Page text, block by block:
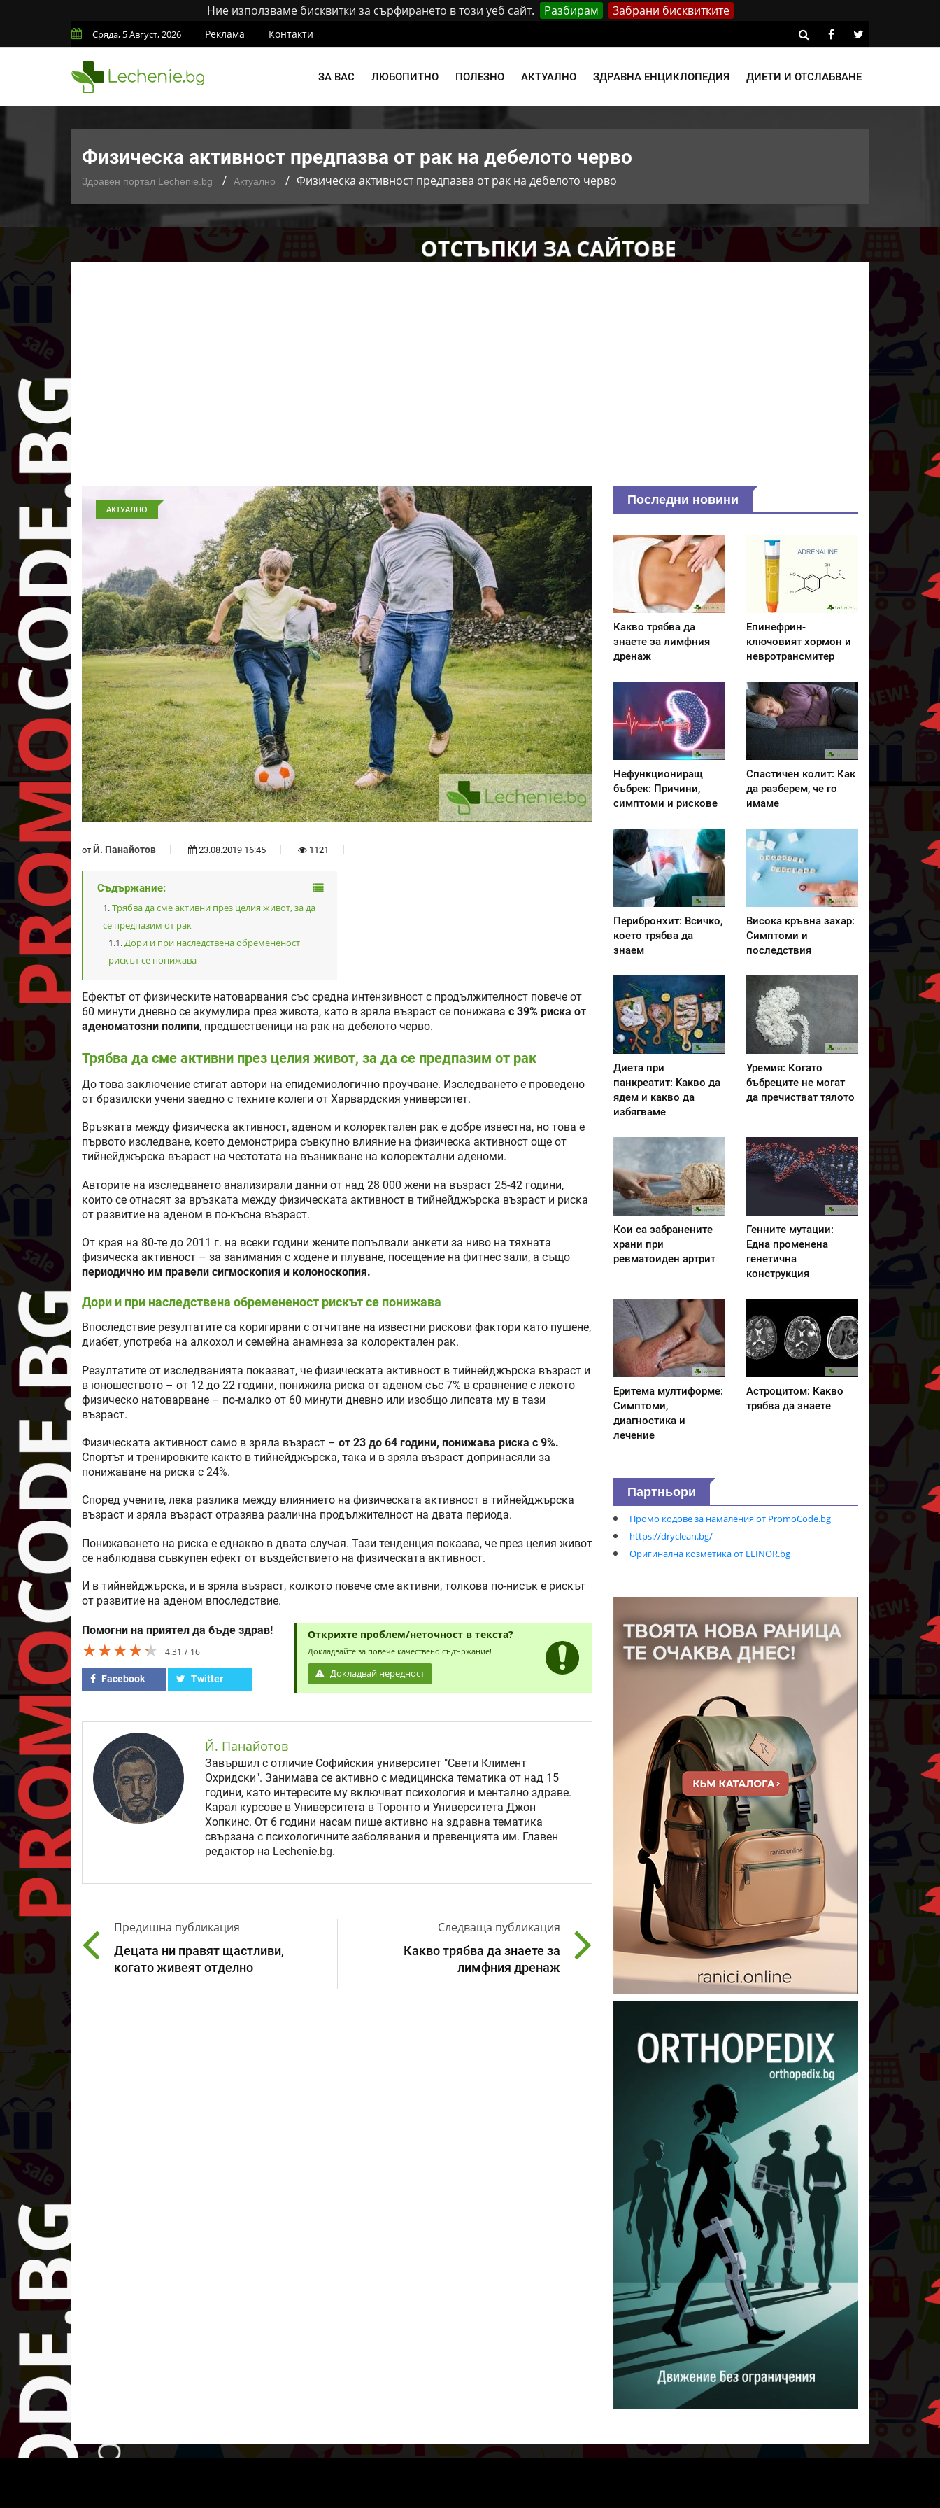
Ние използваме бисквитки за сърфирането в този уеб сайт. Разбирам Забрани бисквитките
Сряда, 5 Август, 2026 Реклама Контакти
ЗА ВАС ЛЮБОПИТНО ПОЛЕЗНО АКТУАЛНО ЗДРАВНА ЕНЦИКЛОПЕДИЯ ДИЕТИ И ОТСЛАБВАНЕ
Физическа активност предпазва от рак на дебелото черво
Здравен портал Lechenie.bg Актуално Физическа активност предпазва от рак на дебелото черво
АКТУАЛНО
от Й. Панайотов 23.08.2019 16:45 1121
Съдържание:
Трябва да сме активни през целия живот, за да
се предпазим от рак
Дори и при наследствена обремененост
рискът се понижава
Ефектът от физическите натоварвания със средна интензивност с продължителност повече от
60 минути дневно се акумулира през живота, като в зряла възраст се понижава с 39% риска от
аденоматозни полипи, предшественици на рак на дебелото черво.
Трябва да сме активни през целия живот, за да се предпазим от рак
До това заключение стигат автори на епидемиологично проучване. Изследването е проведено
от бразилски учени заедно с техните колеги от Харвардския университет.
Връзката между физическа активност, аденом и колоректален рак е добре известна, но това е
първото изследване, което демонстрира съвкупно влияние на физическа активност още от
тийнейджърска възраст на честотата на възникване на колоректални аденоми.
Авторите на изследването анализирали данни от над 28 000 жени на възраст 25-42 години,
които се отнасят за връзката между физическата активност в тийнейджърска възраст и риска
от развитие на аденом в по-късна възраст.
От края на 80-те до 2011 г. на всеки години жените попълвали анкети за ниво на тяхната
физическа активност – за занимания с ходене и плуване, посещение на фитнес зали, а също
периодично им правели сигмоскопия и колоноскопия.
Дори и при наследствена обремененост рискът се понижава
Впоследствие резултатите са коригирани с отчитане на известни рискови фактори като пушене,
диабет, употреба на алкохол и семейна анамнеза за колоректален рак.
Резултатите от изследванията показват, че физическата активност в тийнейджърска възраст и
в юношеството – от 12 до 22 години, понижила риска от аденом със 7% в сравнение с лекото
физическо натоварване – по-малко от 60 минути дневно или изобщо липсата му в тази
възраст.
Физическата активност само в зряла възраст – от 23 до 64 години, понижава риска с 9%.
Спортът и тренировките както в тийнейджърска, така и в зряла възраст допринасяли за
понижаване на риска с 24%.
Според учените, лека разлика между влиянието на физическата активност в тийнейджърска
възраст и зряла възраст отразява различна продължителност на двата периода.
Понижаването на риска е еднакво в двата случая. Тази тенденция показва, че през целия живот
се наблюдава съвкупен ефект от въздействието на физическата активност.
И в тийнейджърска, и в зряла възраст, колкото повече сме активни, толкова по-нисък е рискът
от развитие на аденом впоследствие.
Помогни на приятел да бъде здрав!
★★★★★
★★★★★
★★★★★ 4.31 16
Facebook Twitter
Открихте проблем/неточност в текста?
Докладвайте за повече качествено съдържание!
Докладвай нередност
Й. Панайотов
Завършил с отличие Софийския университет "Свети Климент
Охридски". Занимава се активно с медицинска тематика от над 15
години, като интересите му включват психология и ментално здраве.
Карал курсове в Университета в Торонто и Университета Джон
Хопкинс. От 6 години насам пише активно на здравна тематика
свързана с психологичните заболявания и превенцията им. Главен
редактор на Lechenie.bg.
Предишна публикация
Децата ни правят щастливи,
когато живеят отделно
Следваща публикация
Какво трябва да знаете за
лимфния дренаж
Последни новини
Какво трябва да
знаете за лимфния
дренаж
Епинефрин-
ключовият хормон и
невротрансмитер
Нефункциониращ
бъбрек: Причини,
симптоми и рискове
Спастичен колит: Как
да разберем, че го
имаме
Перибронхит: Всичко,
което трябва да
знаем
Висока кръвна захар:
Симптоми и
последствия
Диета при
панкреатит: Kакво да
ядем и какво да
избягваме
Уремия: Когато
бъбреците не могат
да пречистват тялото
Кои са забранените
храни при
ревматоиден артрит
Генните мутации:
Една променена
генетична
конструкция
Еритема мултиформе:
Симптоми,
диагностика и
лечение
Астроцитом: Какво
трябва да знаете
Партньори
Промо кодове за намаления от PromoCode.bg
https://dryclean.bg/
Оригинална козметика от ELINOR.bg